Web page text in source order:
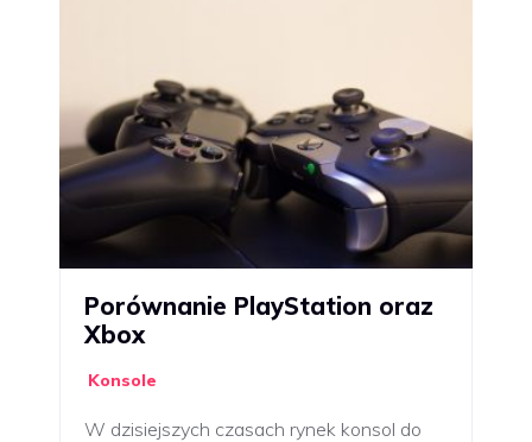
Porównanie PlayStation oraz
Xbox
Konsole
W dzisiejszych czasach rynek konsol do